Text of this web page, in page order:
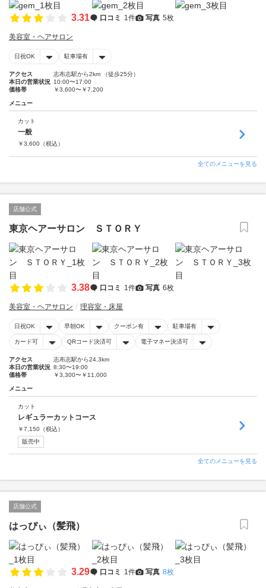
3.31 口コミ 1件 写真 5枚
美容室・ヘアサロン
日祝OK 駐車場有
アクセス
志布志駅から2km （徒歩25分）
本日の営業状況 10:00〜17:00
価格帯
￥3,600〜￥7,200
メニュー
カット
一般
￥3,600 （税込）
全てのメニューを見る
店舗公式
東京ヘアーサロン ＳＴＯＲＹ
3.38 口コミ 1件 写真 6枚
美容室・ヘアサロン 理容室・床屋
日祝OK 早朝OK クーポン有 駐車場有
カード可 QRコード決済可 電子マネー決済可
アクセス
志布志駅から24.3km
本日の営業状況 8:30〜19:00
価格帯
￥3,300〜￥11,000
メニュー
カット
レギュラーカットコース
￥7,150 （税込）
販売中
全てのメニューを見る
店舗公式
はっぴぃ（髪飛）
3.29 口コミ 1件 写真 8枚